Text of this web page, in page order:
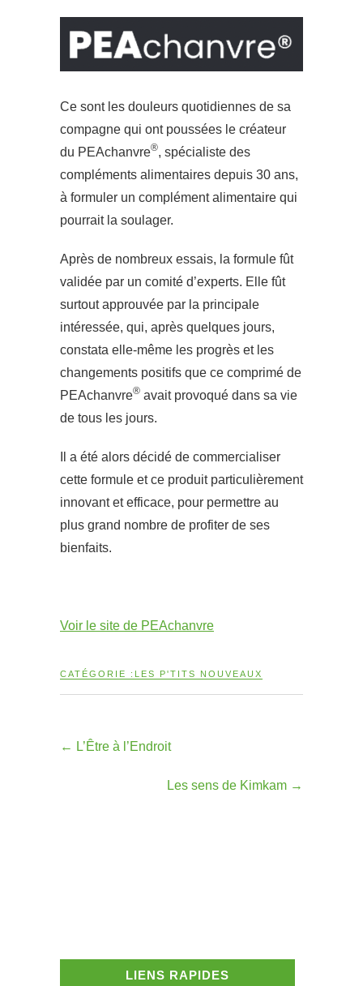
Ce sont les douleurs quotidiennes de sa
compagne qui ont poussées le créateur
du PEAchanvre®, spécialiste des
compléments alimentaires depuis 30 ans,
à formuler un complément alimentaire qui
pourrait la soulager.
Après de nombreux essais, la formule fût
validée par un comité d’experts. Elle fût
surtout approuvée par la principale
intéressée, qui, après quelques jours,
constata elle-même les progrès et les
changements positifs que ce comprimé de
PEAchanvre® avait provoqué dans sa vie
de tous les jours.
Il a été alors décidé de commercialiser
cette formule et ce produit particulièrement
innovant et efficace, pour permettre au
plus grand nombre de profiter de ses
bienfaits.
Voir le site de PEAchanvre
CATÉGORIE : LES P'TITS NOUVEAUX
← L’Être à l’Endroit
Les sens de Kimkam →
LIENS RAPIDES